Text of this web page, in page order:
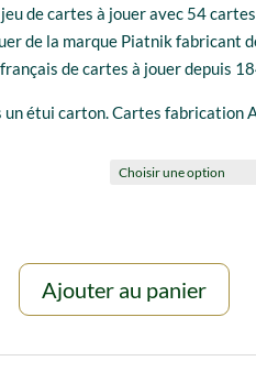
de cartes à jouer avec 54
de la marque Piatnik fabricant
de cartes à jouer depuis
un étui carton. Cartes fabrication
Ajouter au panier